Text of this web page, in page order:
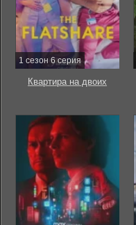
1 сезон 6 серия
Квартира на двоих